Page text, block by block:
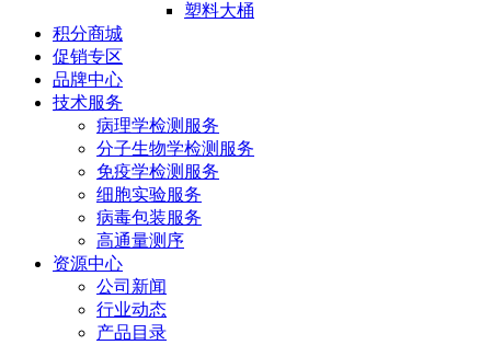
塑料大桶
积分商城
促销专区
品牌中心
技术服务
病理学检测服务
分子生物学检测服务
免疫学检测服务
细胞实验服务
病毒包装服务
高通量测序
资源中心
公司新闻
行业动态
产品目录